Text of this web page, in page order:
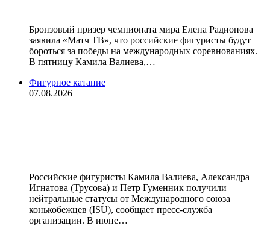
Бронзовый призер чемпионата мира Елена Радионова
заявила «Матч ТВ», что российские фигуристы будут
бороться за победы на международных соревнованиях.
В пятницу Камила Валиева,…
Фигурное катание
07.08.2026
Российские фигуристы Камила Валиева, Александра
Игнатова (Трусова) и Петр Гуменник получили
нейтральные статусы от Международного союза
конькобежцев (ISU), сообщает пресс‑служба
организации. В июне…